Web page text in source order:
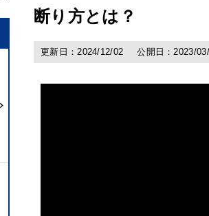
断り方とは？
更新日：2024/12/02 公開日：2023/